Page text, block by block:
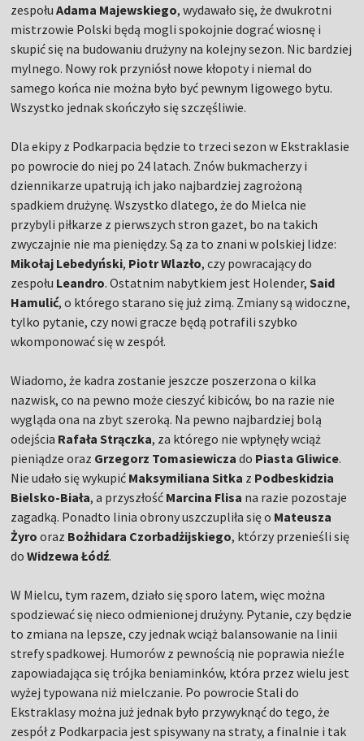
zespołuAdama Majewskiego, wydawało się, że dwukrotni
mistrzowie Polski będą mogli spokojnie dograć wiosnę i
skupić się na budowaniu drużyny na kolejny sezon. Nic bardziej
mylnego. Nowy rok przyniósł nowe kłopoty i niemal do
samego końca nie można było być pewnym ligowego bytu.
Wszystko jednak skończyło się szczęśliwie.
Dla ekipy z Podkarpacia będzie to trzeci sezon w Ekstraklasie
po powrocie do niej po 24 latach. Znów bukmacherzy i
dziennikarze upatrują ich jako najbardziej zagrożoną
spadkiem drużynę. Wszystko dlatego, że do Mielca nie
przybyli piłkarze z pierwszych stron gazet, bo na takich
zwyczajnie nie ma pieniędzy. Są za to znani w polskiej lidze:
Mikołaj Lebedyński, Piotr Wlazło, czy powracający do
zespołu Leandro. Ostatnim nabytkiem jest Holender,Said
Hamulić, o którego starano się już zimą. Zmiany są widoczne,
tylko pytanie, czy nowi gracze będą potrafili szybko
wkomponować się w zespół.
Wiadomo, że kadra zostanie jeszcze poszerzona o kilka
nazwisk, co na pewno może cieszyć kibiców, bo na razie nie
wygląda ona na zbyt szeroką. Na pewno najbardziej bolą
odejścia Rafała Strączka, za którego nie wpłynęły wciąż
pieniądze oraz Grzegorz Tomasiewicza do Piasta Gliwice.
Nie udało się wykupić Maksymiliana Sitka z Podbeskidzia
Bielsko-Biała, a przyszłość Marcina Flisa na razie pozostaje
zagadką. Ponadto linia obrony uszczupliła się o Mateusza
Żyro oraz Bożhidara Czorbadżijskiego, którzy przenieśli się
doWidzewa Łódź.
W Mielcu, tym razem, działo się sporo latem, więc można
spodziewać się nieco odmienionej drużyny. Pytanie, czy będzie
to zmiana na lepsze, czy jednak wciąż balansowanie na linii
strefy spadkowej. Humorów z pewnością nie poprawia nieźle
zapowiadająca się trójka beniaminków, która przez wielu jest
wyżej typowana niż mielczanie. Po powrocie Stali do
Ekstraklasy można już jednak było przywyknąć do tego, że
zespół z Podkarpacia jest spisywany na straty, a finalnie i tak